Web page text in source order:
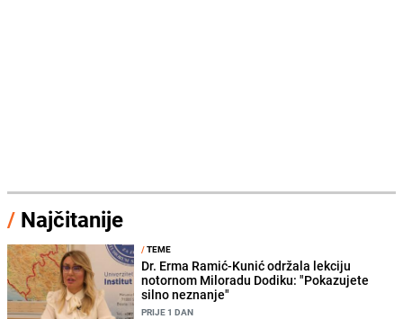
/ Najčitanije
/TEME
Dr. Erma Ramić-Kunić održala lekciju
notornom Miloradu Dodiku: "Pokazujete
silno neznanje"
PRIJE 1 DAN